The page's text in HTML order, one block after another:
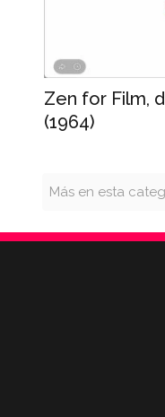
Zen for Film,
(1964)
Más en esta